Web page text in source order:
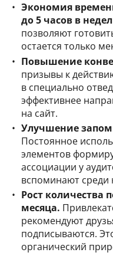
Экономия
до 5 часов в
позволяют
остается только
Повышение
призывы к
в специально
эффективнее
на сайт.
Улучшение
Постоянное
элементов
ассоциации у
вспоминают среди
Рост количества
месяца.
рекомендуют
подписываются.
органический